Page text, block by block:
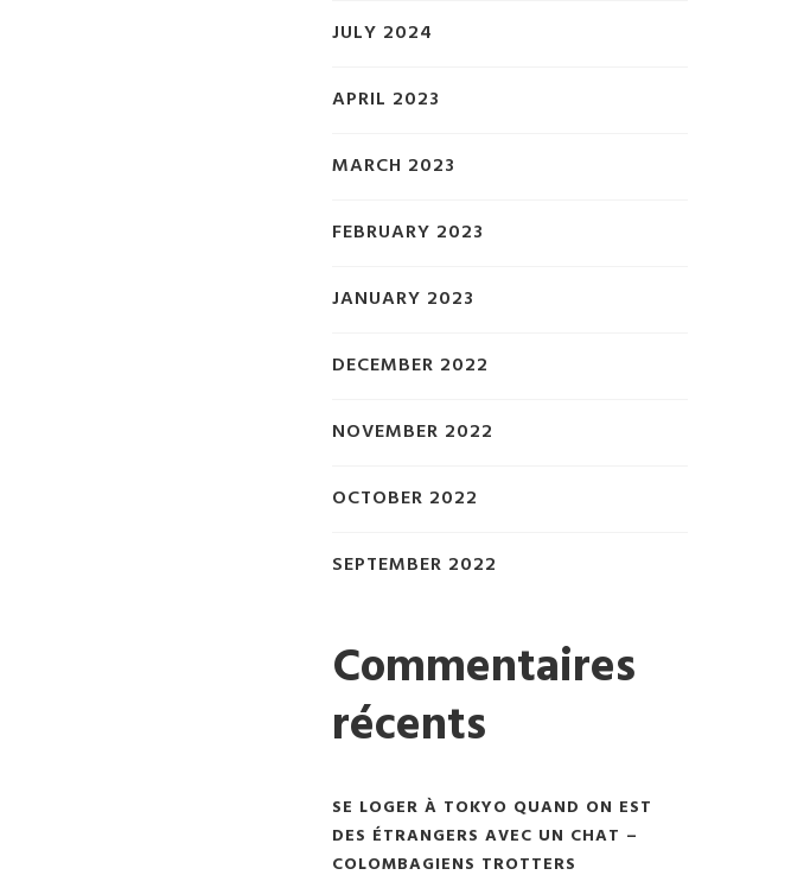
JULY 2024
APRIL 2023
MARCH 2023
FEBRUARY 2023
JANUARY 2023
DECEMBER 2022
NOVEMBER 2022
OCTOBER 2022
SEPTEMBER 2022
Commentaires
récents
SE LOGER À TOKYO QUAND ON EST
DES ÉTRANGERS AVEC UN CHAT –
COLOMBAGIENS TROTTERS